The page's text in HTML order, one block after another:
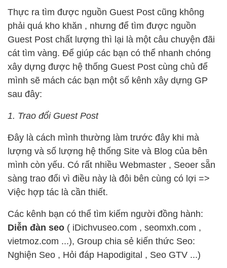
Thực ra tìm được nguồn Guest Post cũng không
phải quá kho khăn , nhưng để tìm được nguồn
Guest Post chất lượng thì lại là một câu chuyện đãi
cát tìm vàng. Để giúp các bạn có thể nhanh chóng
xây dựng được hệ thống Guest Post cùng chủ để
mình sẽ mách các bạn một số kênh xây dựng GP
sau đây:
1. Trao đổi Guest Post
Đây là cách mình thường làm trước đây khi mà
lượng và số lượng hệ thống Site và Blog của bên
mình còn yếu. Có rất nhiều Webmaster , Seoer sẵn
sàng trao đổi vì điều này là đôi bên cùng có lợi =>
Việc hợp tác là cần thiết.
Các kênh bạn có thể tìm kiếm người đồng hành:
Diễn đàn seo ( iDichvuseo.com , seomxh.com ,
vietmoz.com ...), Group chia sẻ kiến thức Seo:
Nghiện Seo , Hỏi đáp Hapodigital , Seo GTV ...)